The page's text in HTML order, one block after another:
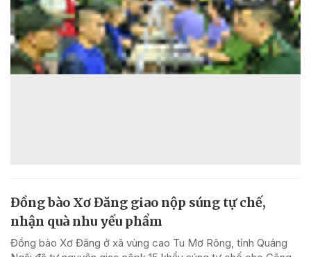
Đồng bào Xơ Đăng giao nộp súng tự chế,
nhận quà nhu yếu phẩm
Đồng bào Xơ Đăng ở xã vùng cao Tu Mơ Rông, tỉnh Quảng